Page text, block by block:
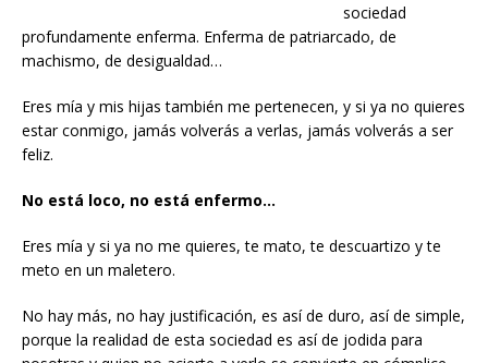
sociedad
profundamente enferma. Enferma de patriarcado, de
machismo, de desigualdad…
Eres mía y mis hijas también me pertenecen, y si ya no quieres
estar conmigo, jamás volverás a verlas, jamás volverás a ser
feliz.
No está loco, no está enfermo…
Eres mía y si ya no me quieres, te mato, te descuartizo y te
meto en un maletero.
No hay más, no hay justificación, es así de duro, así de simple,
porque la realidad de esta sociedad es así de jodida para